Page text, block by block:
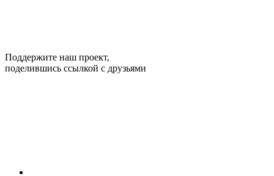
Поддержите наш проект,
поделившись ссылкой с друзьями